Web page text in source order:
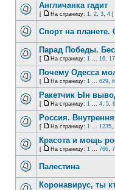
Англичанка гадит
[ На страницу: 1, 2, 3, 4 ]
Спорт на планете.
Парад Победы.
[ На страницу: 1 ... 16, 17
Почему Одесса
[ На страницу: 1 ... 629,
Ракетчик Ын
[ На страницу: 1 ... 4, 5, 6
Россия.
[ На страницу: 1 ... 1235,
Красота и мощь
[ На страницу: 1 ... 766,
Палестина
Коронавирус, ты